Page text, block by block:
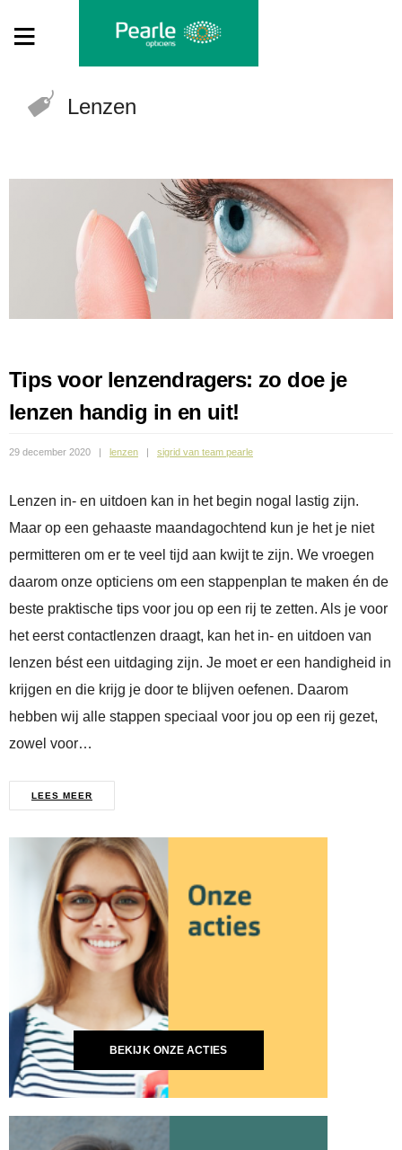
Lenzen
Tips voor lenzendragers: zo doe je
lenzen handig in en uit!
29 december 2020 lenzen sigrid van team pearle
Lenzen in- en uitdoen kan in het begin nogal lastig zijn.
Maar op een gehaaste maandagochtend kun je het je niet
permitteren om er te veel tijd aan kwijt te zijn. We vroegen
daarom onze opticiens om een stappenplan te maken én de
beste praktische tips voor jou op een rij te zetten. Als je voor
het eerst contactlenzen draagt, kan het in- en uitdoen van
lenzen bést een uitdaging zijn. Je moet er een handigheid in
krijgen en die krijg je door te blijven oefenen. Daarom
hebben wij alle stappen speciaal voor jou op een rij gezet,
zowel voor…
LEES MEER
BEKIJK ONZE ACTIES